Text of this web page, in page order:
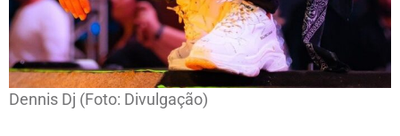
Dennis Dj (Foto: Divulgação)